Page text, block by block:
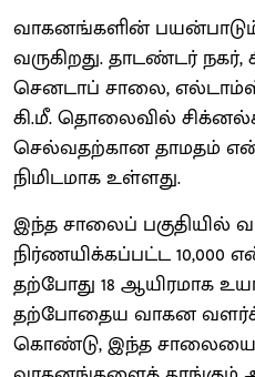
வாகனங்களின் பயன்பாடும்
வருகிறது. தாடண்டர் நகர்,
செனடாப் சாலை,
கி.மீ. தொலைவில்
செல்வதற்கான தாமதம்
நிமிடமாக உள்ளது.
இந்த சாலைப் பகுதியில்
நிர்ணயிக்கப்பட்ட 10,000
தற்போது 18 ஆயிரமாக
தற்போதைய வாகன
கொண்டு, இந்த